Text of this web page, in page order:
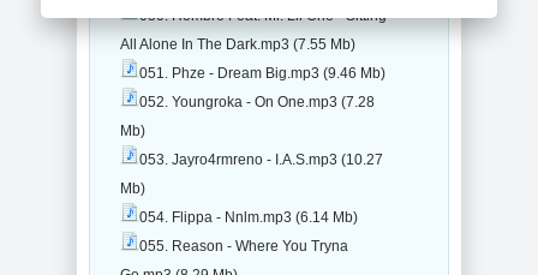
050. Hombre Feat. Mr. Lil One - Sitting
All Alone In The Dark.mp3 (7.55 Mb)
051. Phze - Dream Big.mp3 (9.46 Mb)
052. Youngroka - On One.mp3 (7.28
Mb)
053. Jayro4rmreno - I.A.S.mp3 (10.27
Mb)
054. Flippa - Nnlm.mp3 (6.14 Mb)
055. Reason - Where You Tryna